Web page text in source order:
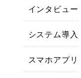
インタビュー
システム導入
スマホアプリ